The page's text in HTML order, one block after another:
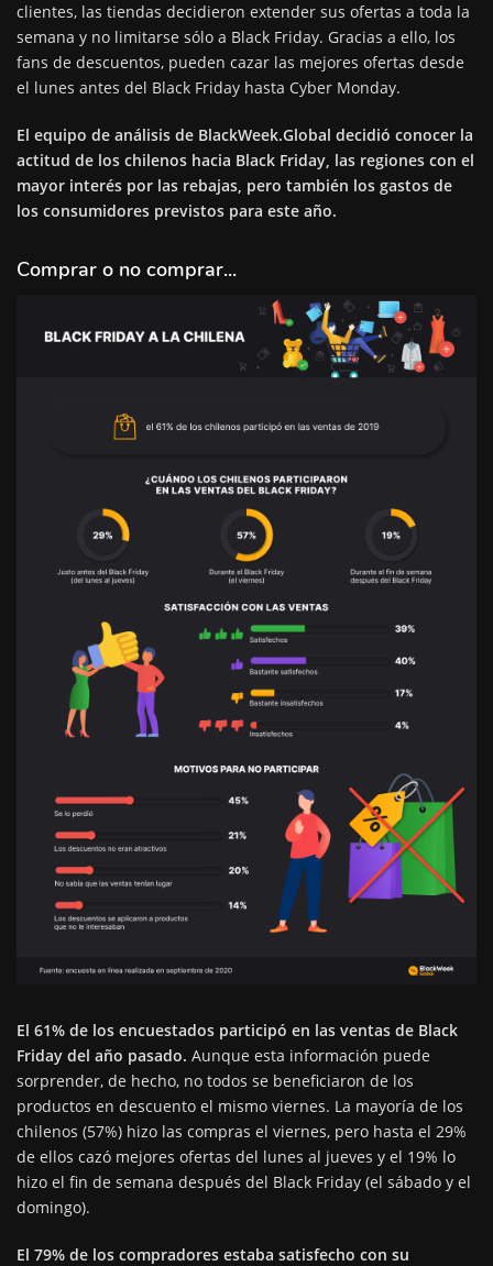
clientes, las tiendas decidieron extender sus ofertas a toda la
semana y no limitarse sólo a Black Friday. Gracias a ello, los
fans de descuentos, pueden cazar las mejores ofertas desde
el lunes antes del Black Friday hasta Cyber Monday.
El equipo de análisis de BlackWeek.Global decidió conocer la
actitud de los chilenos hacia Black Friday, las regiones con el
mayor interés por las rebajas, pero también los gastos de
los consumidores previstos para este año.
Comprar o no comprar...
El 61% de los encuestados participó en las ventas de Black
Friday del año pasado. Aunque esta información puede
sorprender, de hecho, no todos se beneficiaron de los
productos en descuento el mismo viernes. La mayoría de los
chilenos (57%) hizo las compras el viernes, pero hasta el 29%
de ellos cazó mejores ofertas del lunes al jueves y el 19% lo
hizo el fin de semana después del Black Friday (el sábado y el
domingo).
El 79% de los compradores estaba satisfecho con su